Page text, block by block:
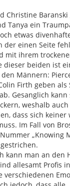
Christine
Tanya ein
etwas
der einen Seite
mit ihrem
dieser beiden ist
Männern:
Firth geben als
Gesanglich
weshalb auch
dass sich keiner
Im Fall von
„Knowing
kann man an den
allesamt Profis
verschiedenen